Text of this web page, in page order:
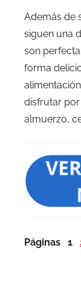
Además de
siguen una
son
forma
disfrutar
almuerzo,
Páginas 1